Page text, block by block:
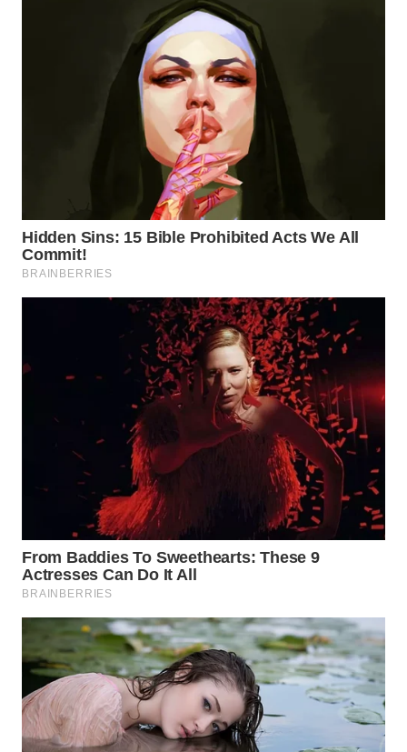
WN
KARAWANG
WN
DEPOK
TAPANULI
UTARA
WN
WN
PADANG
LAWAS
WN